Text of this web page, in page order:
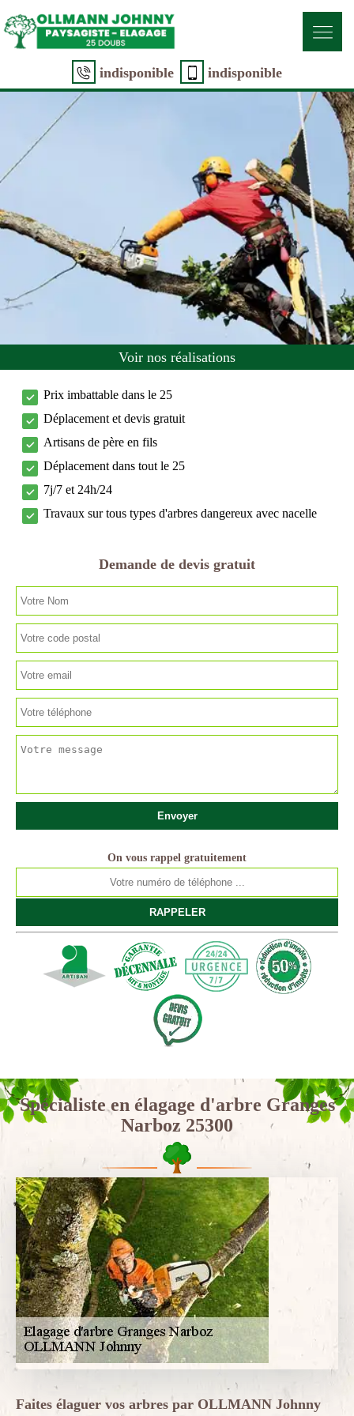
indisponible indisponible
Voir nos réalisations
Prix imbattable dans le 25
Déplacement et devis gratuit
Artisans de père en fils
Déplacement dans tout le 25
7j/7 et 24h/24
Travaux sur tous types d'arbres dangereux avec nacelle
Demande de devis gratuit
On vous rappel gratuitement
Spécialiste en élagage d'arbre Granges
Narboz 25300
Faites élaguer vos arbres par OLLMANN Johnny